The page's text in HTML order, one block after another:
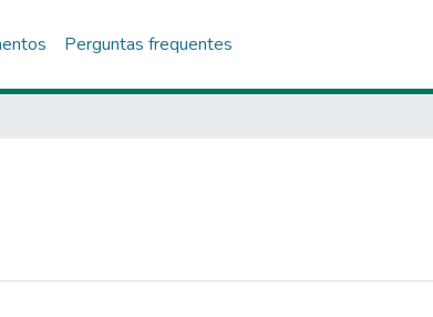
Perguntas frequentes